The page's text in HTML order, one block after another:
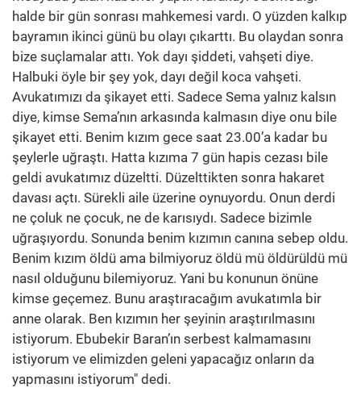
halde bir gün sonrası mahkemesi vardı. O yüzden kalkıp
bayramın ikinci günü bu olayı çıkarttı. Bu olaydan sonra
bize suçlamalar attı. Yok dayı şiddeti, vahşeti diye.
Halbuki öyle bir şey yok, dayı değil koca vahşeti.
Avukatımızı da şikayet etti. Sadece Sema yalnız kalsın
diye, kimse Sema’nın arkasında kalmasın diye onu bile
şikayet etti. Benim kızım gece saat 23.00’a kadar bu
şeylerle uğraştı. Hatta kızıma 7 gün hapis cezası bile
geldi avukatımız düzeltti. Düzelttikten sonra hakaret
davası açtı. Sürekli aile üzerine oynuyordu. Onun derdi
ne çoluk ne çocuk, ne de karısıydı. Sadece bizimle
uğraşıyordu. Sonunda benim kızımın canına sebep oldu.
Benim kızım öldü ama bilmiyoruz öldü mü öldürüldü mü
nasıl olduğunu bilemiyoruz. Yani bu konunun önüne
kimse geçemez. Bunu araştıracağım avukatımla bir
anne olarak. Ben kızımın her şeyinin araştırılmasını
istiyorum. Ebubekir Baran’ın serbest kalmamasını
istiyorum ve elimizden geleni yapacağız onların da
yapmasını istiyorum" dedi.